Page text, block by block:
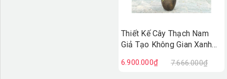
Thiết Kế Cây Thạch Nam
Giả Tạo Không Gian Xanh
CC1213
6.900.000₫ 7.666.000₫